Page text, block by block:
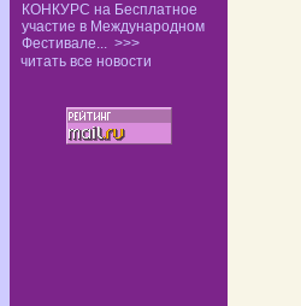
КОНКУРС на Бесплатное
участие в Международном
Фестивале... >>>
читать все новости